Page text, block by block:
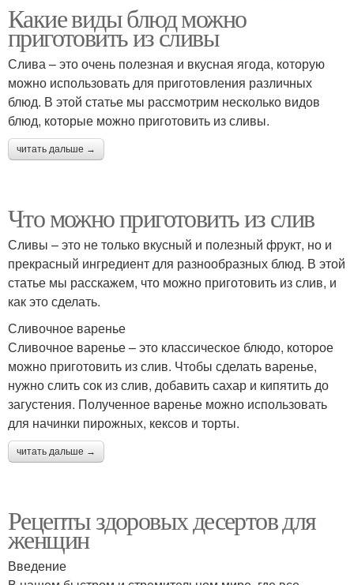
Пудинг с малиной Сливочный торт
Какие виды блюд можно
приготовить из сливы
Слива – это очень полезная и вкусная ягода, которую
можно использовать для приготовления различных
блюд. В этой статье мы рассмотрим несколько видов
блюд, которые можно приготовить из сливы.
читать дальше →
Что можно приготовить из слив
Сливы – это не только вкусный и полезный фрукт, но и
прекрасный ингредиент для разнообразных блюд. В этой
статье мы расскажем, что можно приготовить из слив, и
как это сделать.
Сливочное варенье
Сливочное варенье – это классическое блюдо, которое
можно приготовить из слив. Чтобы сделать варенье,
нужно слить сок из слив, добавить сахар и кипятить до
загустения. Полученное варенье можно использовать
для начинки пирожных, кексов и торты.
читать дальше →
Рецепты здоровых десертов для
женщин
Введение